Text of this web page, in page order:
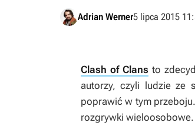
Adrian Werner5 lipca 2015
Clash of Clans to
autorzy, czyli ludzie ze
poprawić w tym
rozgrywki wieloosobowe.